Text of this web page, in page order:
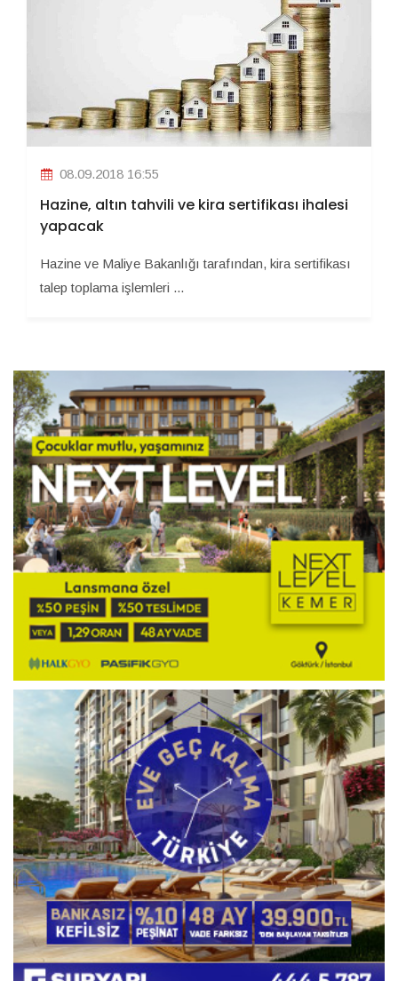
08.09.2018 16:55
Hazine, altın tahvili ve kira sertifikası ihalesi
yapacak
Hazine ve Maliye Bakanlığı tarafından, kira sertifikası
talep toplama işlemleri ...